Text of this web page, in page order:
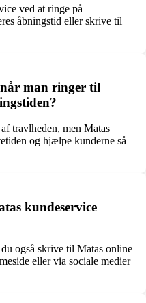
ved at ringe på
åbningstid eller skrive til
man ringer til
travlheden, men Matas
og hjælpe kunderne så
kundeservice
også skrive til Matas online
eller via sociale medier